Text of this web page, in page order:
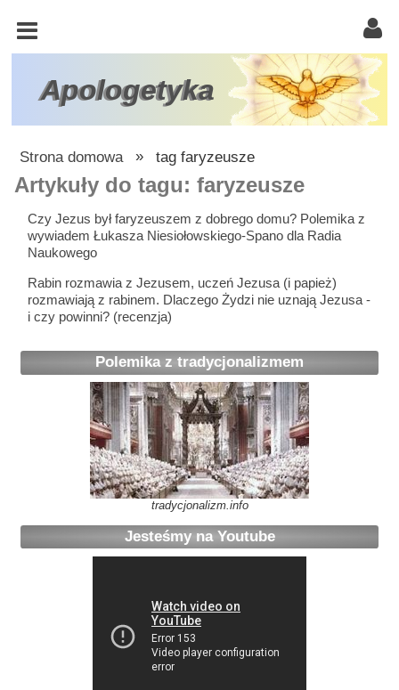
Apologetyka
KOŚCIÓŁ
KATOLICKI
TRÓJCA
ŚWIĘTA
ATEIZM
ŚWIADKOWIE
JEHOWY
W
OBRONIE
WIARY
Strona domowa » tag faryzeusze
Polemika z tradycjonalizmem
tradycjonalizm.info
Jesteśmy na Youtube
Artykuły do tagu: faryzeusze
Czy Jezus był faryzeuszem z dobrego domu? Polemika z
wywiadem Łukasza Niesiołowskiego-Spano dla Radia
Naukowego
Rabin rozmawia z Jezusem, uczeń Jezusa (i papież)
rozmawiają z rabinem. Dlaczego Żydzi nie uznają Jezusa -
i czy powinni? (recenzja)